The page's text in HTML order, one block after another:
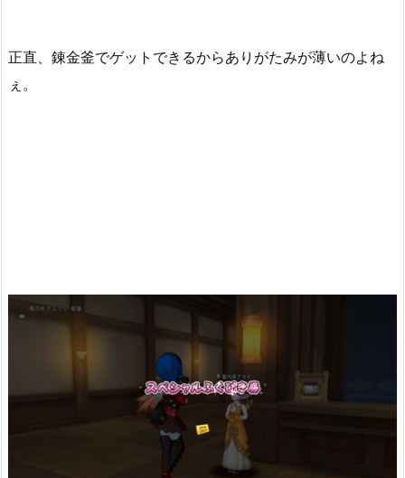
正直、錬金釜でゲットできるからありがたみが薄いのよね
ぇ。